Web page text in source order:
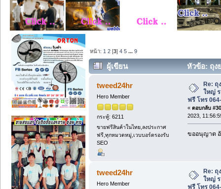
หน้า: 1 2 [3]4 5 ...9
ผู้เขียน
หัวข้อ: ถุง
ฟรี โทร 064-336-6980. (อ่าน 12461 ครั้
tweed24hr
Hero Member
กระทู้: 6211
ขายฟรีสินค้าในไทย,ลงประกาศ
ฟรี,ทุกหมวดหมู่,เวบบอร์ดรองรับ
SEO
Re: ถุ
ใหญ่
ฟรี โทร
« ตอบกลับ
2023,
ขออนุญาต
tweed24hr
Hero Member
Re: ถุ
ใหญ่
ฟรี โทร